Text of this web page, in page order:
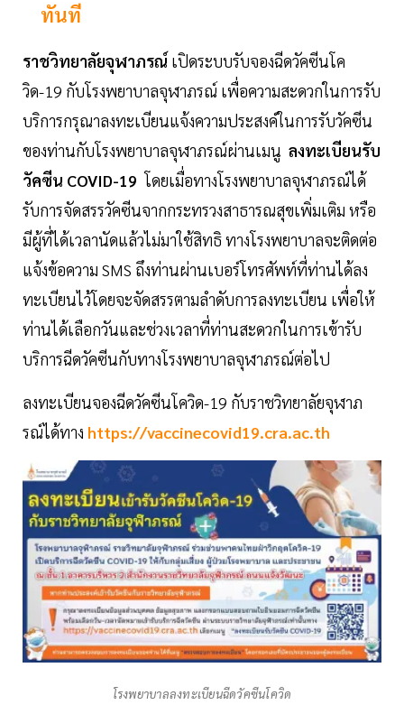
ทันที
ราชวิทยาลัยจุฬาภรณ์ เปิดระบบรับจองฉีดวัคซีนโค
วิด-19 กับโรงพยาบาลจุฬาภรณ์ เพื่อความสะดวกในการรับ
บริการกรุณาลงทะเบียนแจ้งความประสงค์ในการรับวัคซีน
ของท่านกับโรงพยาบาลจุฬาภรณ์ผ่านเมนู ลงทะเบียนรับ
วัคซีน COVID-19 โดยเมื่อทางโรงพยาบาลจุฬาภรณ์ได้
รับการจัดสรรวัคซีนจากกระทรวงสาธารณสุขเพิ่มเติม หรือ
มีผู้ที่ได้เวลานัดแล้วไม่มาใช้สิทธิ ทางโรงพยาบาลจะติดต่อ
แจ้งข้อความ SMS ถึงท่านผ่านเบอร์โทรศัพท์ที่ท่านได้ลง
ทะเบียนไว้โดยจะจัดสรรตามลำดับการลงทะเบียน เพื่อให้
ท่านได้เลือกวันและช่วงเวลาที่ท่านสะดวกในการเข้ารับ
บริการฉีดวัคซีนกับทางโรงพยาบาลจุฬาภรณ์ต่อไป
ลงทะเบียนจองฉีดวัคซีนโควิด-19 กับราชวิทยาลัยจุฬาภ
รณ์ได้ทาง https://vaccinecovid19.cra.ac.th
โรงพยาบาลลงทะเบียนฉีดวัคซีนโควิด